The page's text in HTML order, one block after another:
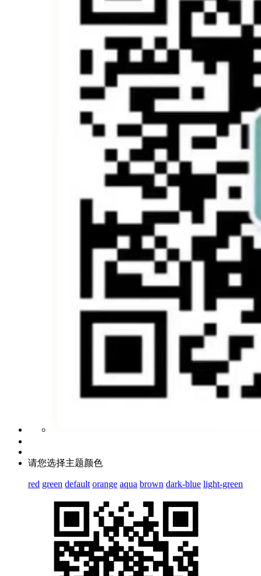
请您选择主题颜色
red green default orange aqua brown dark-blue light-green